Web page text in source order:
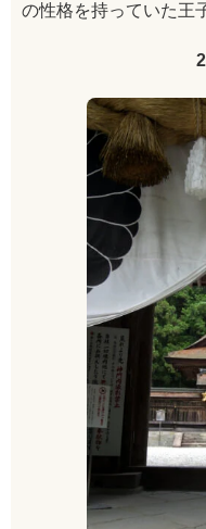
の性格を持っていた王